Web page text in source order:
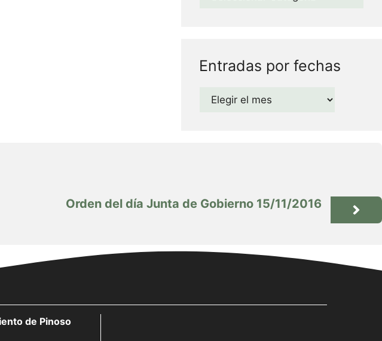
Entradas por fechas
Archivos
Orden del día Junta de Gobierno 15/11/2016
de Pinoso